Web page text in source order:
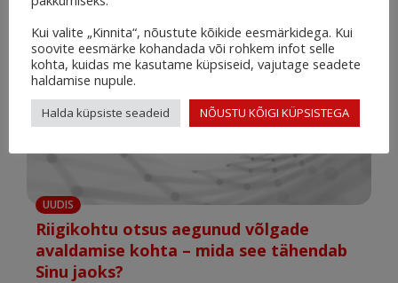
UUDIS
Riigikohtu otsus aegunud võlgade
avaldamise kohta – mida see tähendab
Sinu jaoks?
Kui valite „Kinnita“, nõustute kõikide eesmärkidega. Kui
soovite eesmärke kohandada või rohkem infot selle
kohta, kuidas me kasutame küpsiseid, vajutage seadete
haldamise nupule.
Halda küpsiste seadeid NÕUSTU KÕIGI KÜPSISTEGA